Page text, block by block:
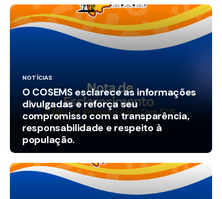
NOTÍCIAS
O COSEMS esclarece as informações
divulgadas e reforça seu
compromisso com a transparência,
responsabilidade e respeito à
população.